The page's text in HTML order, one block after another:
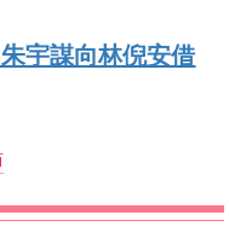
宇謀向林倪安借